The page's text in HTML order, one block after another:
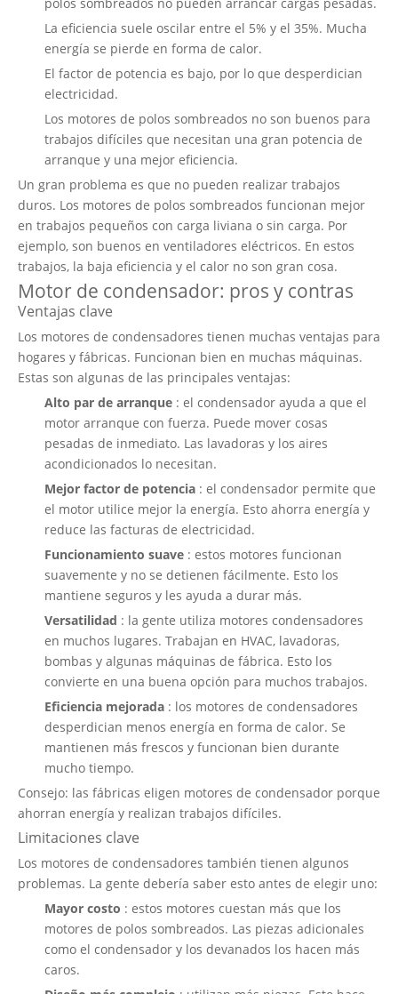
La eficiencia suele oscilar entre el 5% y el 35%. Mucha
energía se pierde en forma de calor.
El factor de potencia es bajo, por lo que desperdician
electricidad.
Los motores de polos sombreados no son buenos para
trabajos difíciles que necesitan una gran potencia de
arranque y una mejor eficiencia.
Un gran problema es que no pueden realizar trabajos
duros. Los motores de polos sombreados funcionan mejor
en trabajos pequeños con carga liviana o sin carga. Por
ejemplo, son buenos en ventiladores eléctricos. En estos
trabajos, la baja eficiencia y el calor no son gran cosa.
Motor de condensador: pros y contras
Ventajas clave
Los motores de condensadores tienen muchas ventajas para
hogares y fábricas. Funcionan bien en muchas máquinas.
Estas son algunas de las principales ventajas:
Alto par de arranque : el condensador ayuda a que el
motor arranque con fuerza. Puede mover cosas
pesadas de inmediato. Las lavadoras y los aires
acondicionados lo necesitan.
Mejor factor de potencia : el condensador permite que
el motor utilice mejor la energía. Esto ahorra energía y
reduce las facturas de electricidad.
Funcionamiento suave : estos motores funcionan
suavemente y no se detienen fácilmente. Esto los
mantiene seguros y les ayuda a durar más.
Versatilidad : la gente utiliza motores condensadores
en muchos lugares. Trabajan en HVAC, lavadoras,
bombas y algunas máquinas de fábrica. Esto los
convierte en una buena opción para muchos trabajos.
Eficiencia mejorada : los motores de condensadores
desperdician menos energía en forma de calor. Se
mantienen más frescos y funcionan bien durante
mucho tiempo.
Consejo: las fábricas eligen motores de condensador porque
ahorran energía y realizan trabajos difíciles.
Limitaciones clave
Los motores de condensadores también tienen algunos
problemas. La gente debería saber esto antes de elegir uno:
Mayor costo : estos motores cuestan más que los
motores de polos sombreados. Las piezas adicionales
como el condensador y los devanados los hacen más
caros.